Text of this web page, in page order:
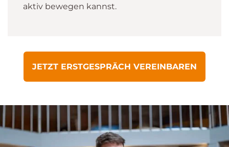
aktiv bewegen kannst.
JETZT ERSTGESPRÄCH VEREINBAREN